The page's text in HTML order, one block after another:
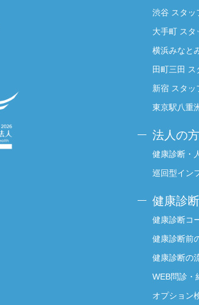
渋谷 スタッ
大手町 スタ
横浜みなと
田町三田 ス
新宿 スタッ
東京駅八重
法人の方
健康診断・
巡回型イン
健康診
健康診断コ
健康診断前
健康診断の
WEB問診・
オプション